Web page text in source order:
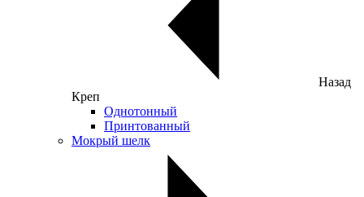
Назад
Креп
Однотонный
Принтованный
Мокрый шелк